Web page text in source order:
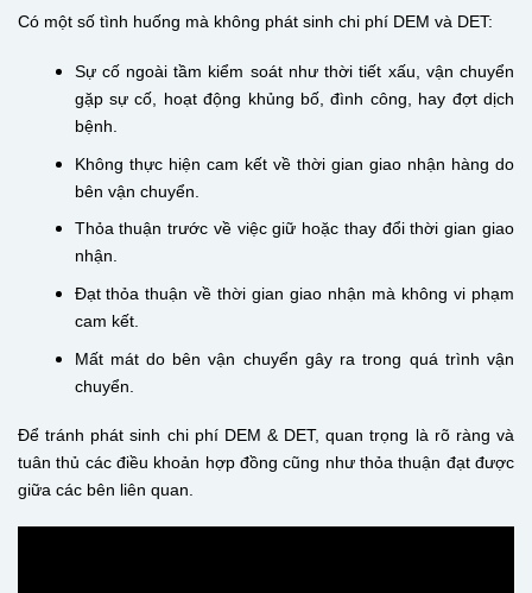
Có một số tình huống mà không phát sinh chi phí DEM và DET:
Sự cố ngoài tầm kiểm soát như thời tiết xấu, vận chuyển
gặp sự cố, hoạt động khủng bố, đình công, hay đợt dịch
bệnh.
Không thực hiện cam kết về thời gian giao nhận hàng do
bên vận chuyển.
Thỏa thuận trước về việc giữ hoặc thay đổi thời gian giao
nhận.
Đạt thỏa thuận về thời gian giao nhận mà không vi phạm
cam kết.
Mất mát do bên vận chuyển gây ra trong quá trình vận
chuyển.
Để tránh phát sinh chi phí DEM & DET, quan trọng là rõ ràng và
tuân thủ các điều khoản hợp đồng cũng như thỏa thuận đạt được
giữa các bên liên quan.